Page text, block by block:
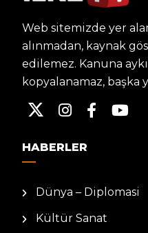
Web sitemizde yer
alınmadan, kaynak
edilemez. Kanuna
kopyalanamaz, başka
HABERLER
Dünya – Diplomasi
Kültür Sanat